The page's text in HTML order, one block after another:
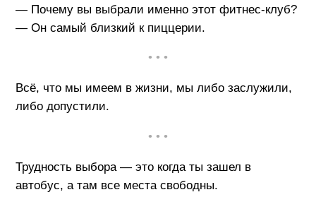
— Почему вы выбрали именно этот фитнес-клуб?
— Он самый близкий к пиццерии.
• • •
Всё, что мы имеем в жизни, мы либо заслужили,
либо допустили.
• • •
Трудность выбора — это когда ты зашел в
автобус, а там все места свободны.